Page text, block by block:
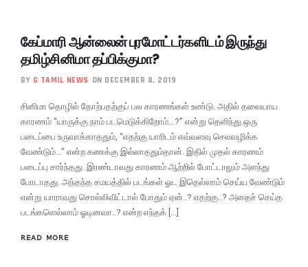
கேப்மாரி ஆன்லைன் புரமோட்டர்களிடம் இருந்து
தமிழ்சினிமா தப்பிக்குமா?
BY G TAMIL NEWS ON DECEMBER 8, 2019
சினிமா தொழில் தோற்பதற்குப் பல காரணங்கள் உண்டு. அதில் தலையாய
காரணம் “யாருக்கு நாம் படமெடுக்கிறோம்…?” என்று தெளிந்து ஒரு
படைப்பை உருவாக்காததும், “எதற்கு யாரிடம் எவ்வளவு செலவழிக்க
வேண்டும்…” என்ற கணக்கு இல்லாததும்தான். இதில் முதல் காரணம்
படைப்பு சார்ந்தது. இரண்டாவது காரணம் ஆற்றில் போட்டாலும் அளந்து
போடாதது. அந்தந்த சமயத்தில் படங்கள் ஓட இதெல்லாம் செய்ய வேண்டும்
என்று யாராவது சொல்லிவிட்டால் போதும் ஏன்..? எதற்கு..? அதைச் செய்த
படங்களெல்லாம் ஓடினவா..? என்ற எந்தக் […]
READ MORE